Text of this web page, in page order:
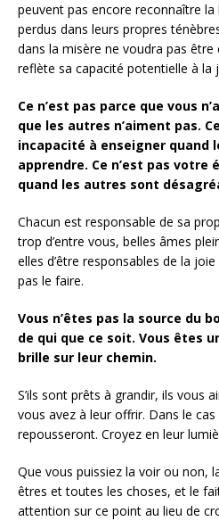
peuvent pas encore reconnaître la
perdus dans leurs propres
dans la misère ne voudra pas être
reflète sa capacité potentielle à la
Ce n’est pas parce que vous
que les autres n’aiment pas.
incapacité à enseigner quand
apprendre. Ce n’est pas votre
quand les autres sont
Chacun est responsable de sa
trop d’entre vous, belles âmes
elles d’être responsables de la
pas le faire.
Vous n’êtes pas la source du
de qui que ce soit. Vous êtes
brille sur leur chemin.
S’ils sont prêts à grandir, ils vous
vous avez à leur offrir. Dans le
repousseront. Croyez en leur
Que vous puissiez la voir ou non,
êtres et toutes les choses, et le
attention sur ce point au lieu de